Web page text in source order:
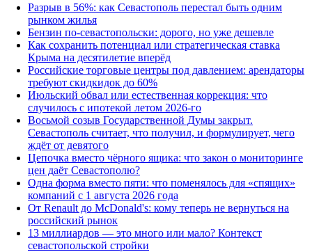
Разрыв в 56%: как Севастополь перестал быть одним
рынком жилья
Бензин по-севастопольски: дорого, но уже дешевле
Как сохранить потенциал или стратегическая ставка
Крыма на десятилетие вперёд
Российские торговые центры под давлением: арендаторы
требуют скидкидок до 60%
Июльский обвал или естественная коррекция: что
случилось с ипотекой летом 2026-го
Восьмой созыв Государственной Думы закрыт.
Севастополь считает, что получил, и формулирует, чего
ждёт от девятого
Цепочка вместо чёрного ящика: что закон о мониторинге
цен даёт Севастополю?
Одна форма вместо пяти: что поменялось для «спящих»
компаний с 1 августа 2026 года
От Renault до McDonald's: кому теперь не вернуться на
российский рынок
13 миллиардов — это много или мало? Контекст
севастопольской стройки